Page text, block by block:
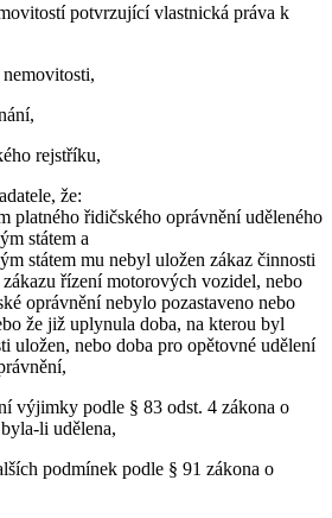
potvrzující vlastnická práva k
rejstříku,
že:
platného řidičského oprávnění uděleného
státem a
státem mu nebyl uložen zákaz činnosti
řízení motorových vozidel, nebo
oprávnění nebylo pozastaveno nebo
že již uplynula doba, na kterou byl
uložen, nebo doba pro opětovné udělení
výjimky podle § 83 odst. 4 zákona o
li udělena,
podmínek podle § 91 zákona o